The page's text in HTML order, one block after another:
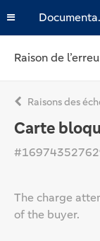
Raison de
Raisons des
Carte
The charge
of the buyer.